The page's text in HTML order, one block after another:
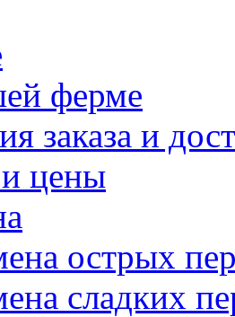
ферме
заказа и
цены
острых
сладких